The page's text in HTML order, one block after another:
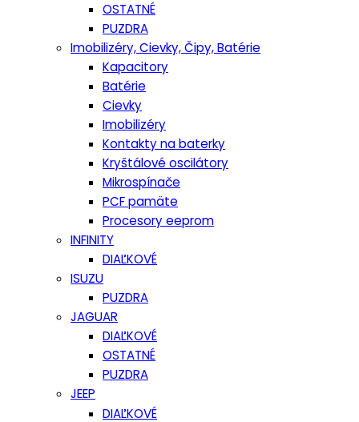
OSTATNÉ
PUZDRA
Imobilizéry, Cievky, Čipy, Batérie
Kapacitory
Batérie
Cievky
Imobilizéry
Kontakty na baterky
Kryštálové oscilátory
Mikrospínače
PCF pamäte
Procesory eeprom
INFINITY
DIAĽKOVÉ
ISUZU
PUZDRA
JAGUAR
DIAĽKOVÉ
OSTATNÉ
PUZDRA
JEEP
DIAĽKOVÉ